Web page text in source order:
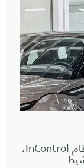
بمجرد بدء الوكيل عملية التسجيل في نظام InControl،